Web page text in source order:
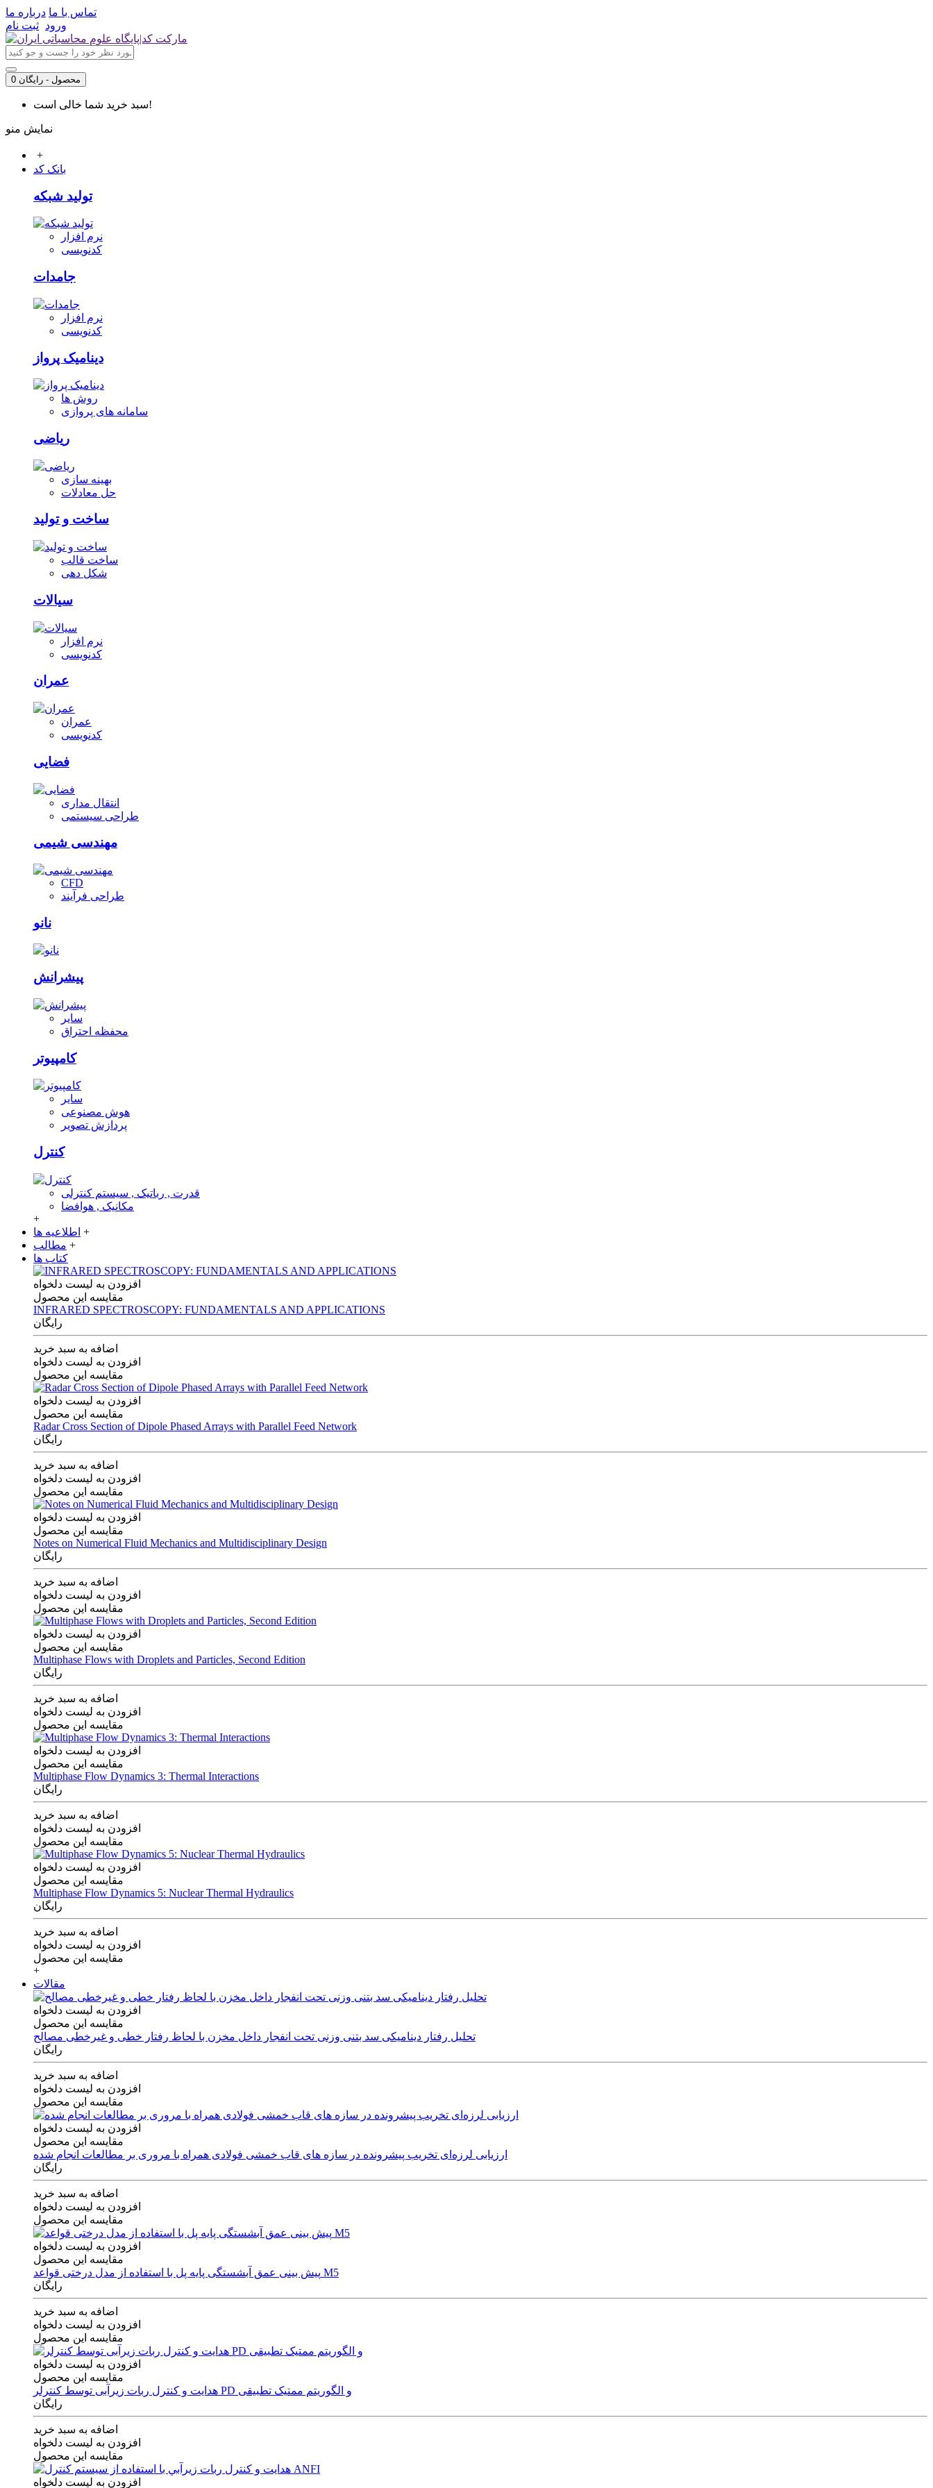
تماس با ما درباره ما
ورود ثبت نام
0 محصول - رایگان
سبد خرید شما خالی است!
نمایش منو
+
بانک کد
تولید شبکه
نرم افزار
کدنویسی
جامدات
نرم افزار
کدنویسی
دینامیک پرواز
روش ها
سامانه های پروازی
ریاضی
بهینه سازی
حل معادلات
ساخت و تولید
ساخت قالب
شکل دهی
سیالات
نرم افزار
کدنویسی
عمران
عمران
کدنویسی
فضایی
انتقال مداری
طراحی سیستمی
مهندسی شیمی
CFD
طراحی فرآیند
نانو
پیشرانش
سایر
محفظه احتراق
کامپیوتر
سایر
هوش مصنوعی
پردازش تصویر
کنترل
قدرت , رباتیک , سیستم کنترلی
مکانیک , هوافضا
+
اطلاعیه ها +
مطالب +
کتاب ها
افزودن به لیست دلخواه
مقایسه این محصول
INFRARED SPECTROSCOPY: FUNDAMENTALS AND APPLICATIONS
رایگان
اضافه به سبد خرید
افزودن به لیست دلخواه
مقایسه این محصول
افزودن به لیست دلخواه
مقایسه این محصول
Radar Cross Section of Dipole Phased Arrays with Parallel Feed Network
رایگان
اضافه به سبد خرید
افزودن به لیست دلخواه
مقایسه این محصول
افزودن به لیست دلخواه
مقایسه این محصول
Notes on Numerical Fluid Mechanics and Multidisciplinary Design
رایگان
اضافه به سبد خرید
افزودن به لیست دلخواه
مقایسه این محصول
افزودن به لیست دلخواه
مقایسه این محصول
Multiphase Flows with Droplets and Particles, Second Edition
رایگان
اضافه به سبد خرید
افزودن به لیست دلخواه
مقایسه این محصول
افزودن به لیست دلخواه
مقایسه این محصول
Multiphase Flow Dynamics 3: Thermal Interactions
رایگان
اضافه به سبد خرید
افزودن به لیست دلخواه
مقایسه این محصول
افزودن به لیست دلخواه
مقایسه این محصول
Multiphase Flow Dynamics 5: Nuclear Thermal Hydraulics
رایگان
اضافه به سبد خرید
افزودن به لیست دلخواه
مقایسه این محصول
+
مقالات
افزودن به لیست دلخواه
مقایسه این محصول
تحلیل رفتار دینامیکی سد بتنی وزنی تحت انفجار داخل مخزن با لحاظ رفتار خطی و غیرخطی مصالح
رایگان
اضافه به سبد خرید
افزودن به لیست دلخواه
مقایسه این محصول
افزودن به لیست دلخواه
مقایسه این محصول
ارزیابی لرزه‌ای تخریب پیشرونده در سازه های قاب خمشی فولادی همراه با مروری بر مطالعات انجام شده
رایگان
اضافه به سبد خرید
افزودن به لیست دلخواه
مقایسه این محصول
افزودن به لیست دلخواه
مقایسه این محصول
پیش بینی عمق آبشستگی پایه پل با استفاده از مدل درختی قواعد M5
رایگان
اضافه به سبد خرید
افزودن به لیست دلخواه
مقایسه این محصول
افزودن به لیست دلخواه
مقایسه این محصول
هدایت و کنترل ربات زیرآبی توسط کنترلر PD و الگوریتم ممتیک تطبیقی
رایگان
اضافه به سبد خرید
افزودن به لیست دلخواه
مقایسه این محصول
افزودن به لیست دلخواه